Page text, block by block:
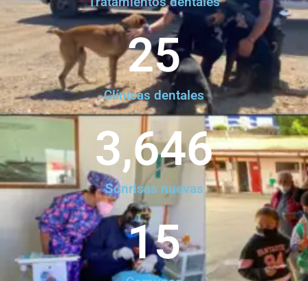
Clínicas dentales
25
Sonrisas nuevas
3,646
15